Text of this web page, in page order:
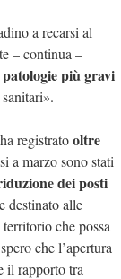
a recarsi al
– continua –
più gravi
registratooltre
a marzo sono stati
dei posti
destinato alle
che possa
che l’apertura
il rapporto tra